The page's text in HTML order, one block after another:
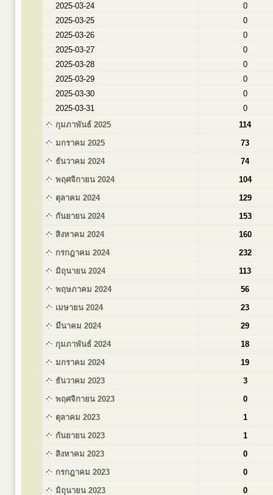
2025-03-24
0
2025-03-25
0
2025-03-26
0
2025-03-27
0
2025-03-28
0
2025-03-29
0
2025-03-30
0
2025-03-31
0
กุมภาพันธ์ 2025
114
มกราคม 2025
73
ธันวาคม 2024
74
พฤศจิกายน 2024
104
ตุลาคม 2024
129
กันยายน 2024
153
สิงหาคม 2024
160
กรกฎาคม 2024
232
มิถุนายน 2024
113
พฤษภาคม 2024
56
เมษายน 2024
23
มีนาคม 2024
29
กุมภาพันธ์ 2024
18
มกราคม 2024
19
ธันวาคม 2023
3
พฤศจิกายน 2023
0
ตุลาคม 2023
1
กันยายน 2023
1
สิงหาคม 2023
0
กรกฎาคม 2023
0
มิถุนายน 2023
0